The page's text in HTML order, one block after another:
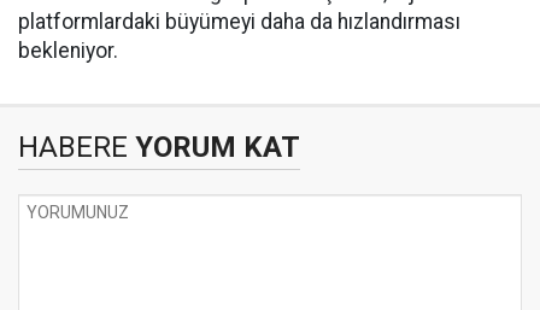
platformlardaki büyümeyi daha da hızlandırması
bekleniyor.
HABERE YORUM KAT